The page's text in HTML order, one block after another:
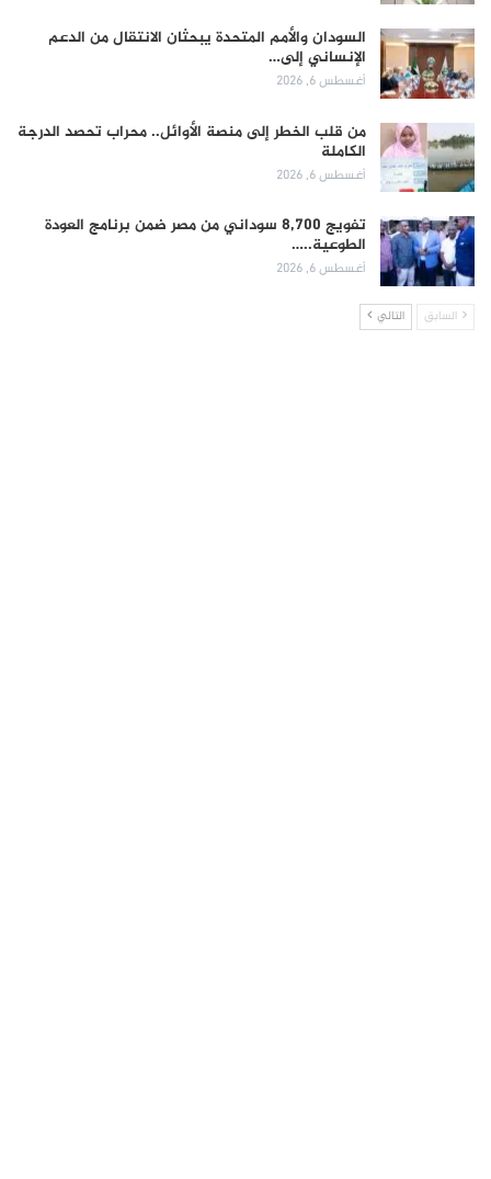
السودان والأمم المتحدة يبحثان الانتقال من الدعم
الإنساني إلى…
أغسطس 6, 2026
من قلب الخطر إلى منصة الأوائل.. محراب تحصد الدرجة
الكاملة
أغسطس 6, 2026
تفويج 8,700 سوداني من مصر ضمن برنامج العودة
الطوعية..…
أغسطس 6, 2026
السابق التالي